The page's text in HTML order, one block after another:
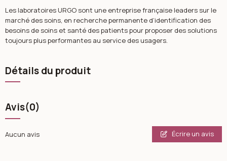
Les laboratoires URGO sont une entreprise française leaders sur le
marché des soins, en recherche permanente d’identification des
besoins de soins et santé des patients pour proposer des solutions
toujours plus performantes au service des usagers.
Détails du produit
Avis(0)
Aucun avis Écrire un avis